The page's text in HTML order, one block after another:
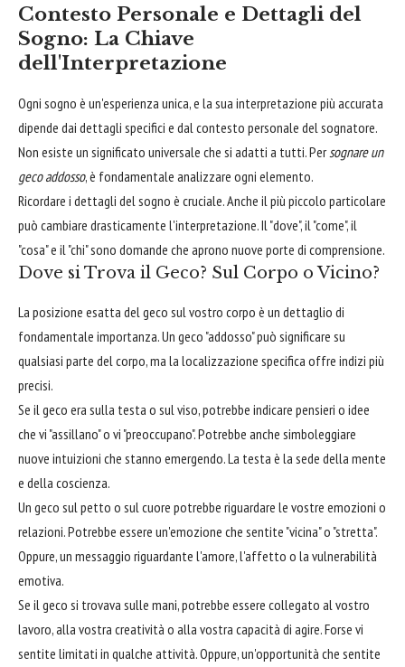
Contesto Personale e Dettagli del
Sogno: La Chiave
dell'Interpretazione
Ogni sogno è un'esperienza unica, e la sua interpretazione più accurata
dipende dai dettagli specifici e dal contesto personale del sognatore.
Non esiste un significato universale che si adatti a tutti. Persognare un
geco addosso, è fondamentale analizzare ogni elemento.
Ricordare i dettagli del sogno è cruciale. Anche il più piccolo particolare
può cambiare drasticamente l'interpretazione. Il "dove", il "come", il
"cosa" e il "chi" sono domande che aprono nuove porte di comprensione.
Dove si Trova il Geco? Sul Corpo o Vicino?
La posizione esatta del geco sul vostro corpo è un dettaglio di
fondamentale importanza. Un geco "addosso" può significare su
qualsiasi parte del corpo, ma la localizzazione specifica offre indizi più
precisi.
Se il geco era sulla testa o sul viso, potrebbe indicare pensieri o idee
che vi "assillano" o vi "preoccupano". Potrebbe anche simboleggiare
nuove intuizioni che stanno emergendo. La testa è la sede della mente
e della coscienza.
Un geco sul petto o sul cuore potrebbe riguardare le vostre emozioni o
relazioni. Potrebbe essere un'emozione che sentite "vicina" o "stretta".
Oppure, un messaggio riguardante l'amore, l'affetto o la vulnerabilità
emotiva.
Se il geco si trovava sulle mani, potrebbe essere collegato al vostro
lavoro, alla vostra creatività o alla vostra capacità di agire. Forse vi
sentite limitati in qualche attività. Oppure, un'opportunità che sentite